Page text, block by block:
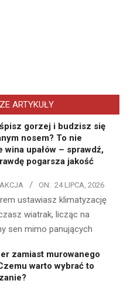
ARTYKUŁY
gorzej i budzisz się
nosem? To nie
wina upałów – sprawdź,
pogarsza jakość
ON: 24 LIPCA, 2026
ustawiasz klimatyzację
wiatrak, licząc na
sen mimo panujących
zamiast murowanego
warto wybrać to